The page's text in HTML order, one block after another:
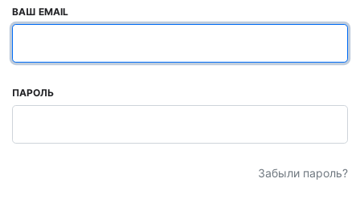
ВАШ EMAIL
ПАРОЛЬ
Забыли пароль?